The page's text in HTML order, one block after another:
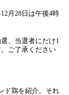
月28日は午後4時
、当選者にだけ1
ご了承ください
ド鶏を紹介。それ